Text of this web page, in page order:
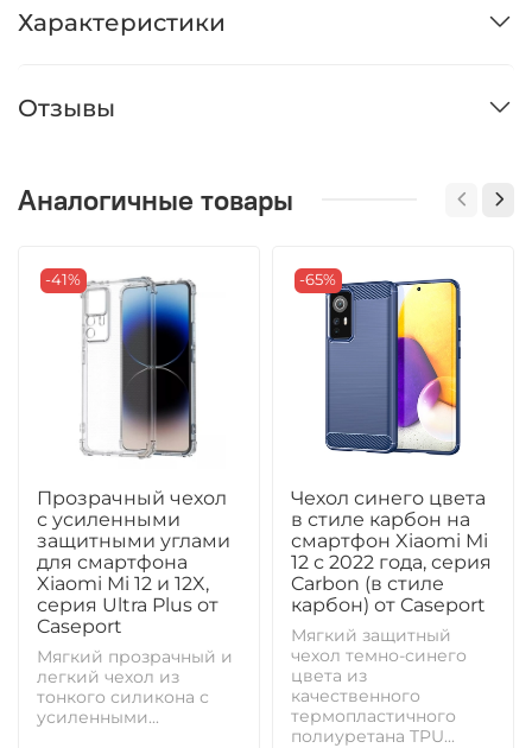
Характеристики
Отзывы
Аналогичные товары
-41%
Прозрачный чехол
с усиленными
защитными углами
для смартфона
Xiaomi Mi 12 и 12X,
серия Ultra Plus от
Caseport
Мягкий прозрачный и
легкий чехол из
тонкого силикона с
усиленными...
-65%
Чехол синего цвета
в стиле карбон на
смартфон Xiaomi Mi
12 с 2022 года, серия
Carbon (в стиле
карбон) от Caseport
Мягкий защитный
чехол темно-синего
цвета из
качественного
термопластичного
полиуретана TPU...